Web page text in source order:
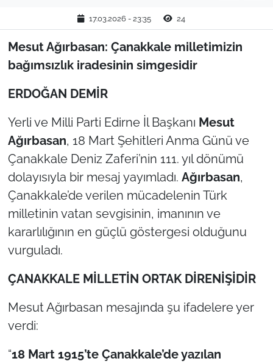
17.03.2026 - 23:35 24
Mesut Ağırbasan: Çanakkale milletimizin
bağımsızlık iradesinin simgesidir
ERDOĞAN DEMİR
Yerli ve Milli Parti Edirne İl Başkanı Mesut
Ağırbasan, 18 Mart Şehitleri Anma Günü ve
Çanakkale Deniz Zaferi’nin 111. yıl dönümü
dolayısıyla bir mesaj yayımladı. Ağırbasan,
Çanakkale’de verilen mücadelenin Türk
milletinin vatan sevgisinin, imanının ve
kararlılığının en güçlü göstergesi olduğunu
vurguladı.
ÇANAKKALE MİLLETİN ORTAK DİRENİŞİDİR
Mesut Ağırbasan mesajında şu ifadelere yer
verdi:
“18 Mart 1915’te Çanakkale’de yazılan
TEKİRDAĞ
KIRKLARELİ
TÜRKİYE
Bölge
Güvenlik
Genel
Politika
Flaş Haber
Dış Haberler